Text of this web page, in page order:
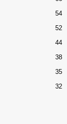
54
52
44
38
35
32